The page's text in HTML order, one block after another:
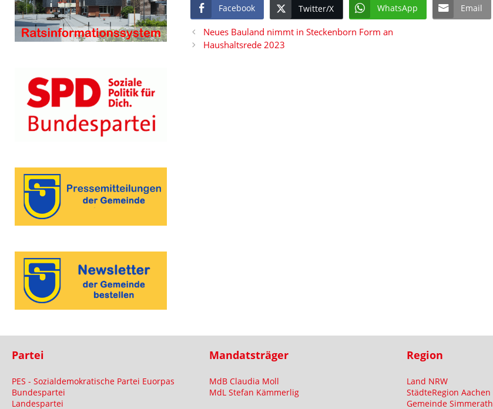
Facebook Twitter/X WhatsApp Email
Neues Bauland nimmt in Steckenborn Form an
Haushaltsrede 2023
Partei
PES - Sozialdemokratische Partei Euorpas
Bundespartei
Landespartei
Mandatsträger
MdB Claudia Moll
MdL Stefan Kämmerlig
Region
Land NRW
StädteRegion Aachen
Gemeinde Simmerath